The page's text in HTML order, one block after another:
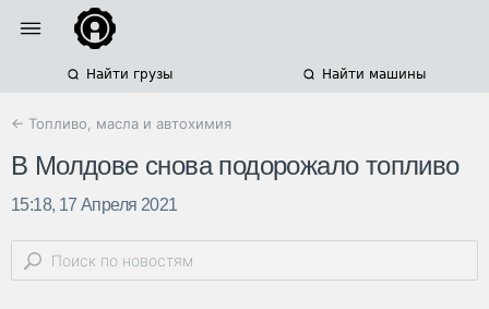
Найти грузы Найти машины
← Топливо, масла и автохимия
В Молдове снова подорожало топливо
15:18, 17 Апреля 2021